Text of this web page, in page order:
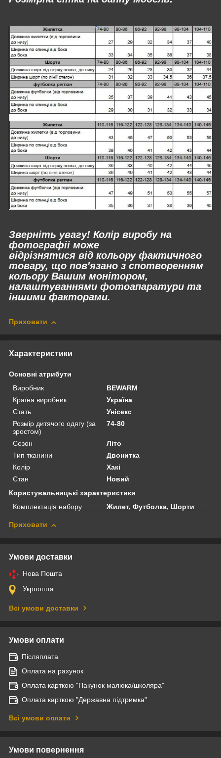
Зверніть увагу! Колір виробу на
фотографіі може
відрізнятися від кольору фактичного
товару, що пов'язано з спотворенням
кольору Вашим монітором,
налаштуваннями фотоапаратури та
іншими факторами.
Приховати
Характеристики
Основні атрибути
Виробник
BEWARM
Країна виробник
Україна
Стать
Унісекс
Розмір дитячого одягу (за
зростом)
74-80
Сезон
Літо
Тип тканини
Двонитка
Колір
Хакі
Стан
Новий
Користувальницькі характеристики
Комплектація набору
Жилет, Футболка, Шорти
Приховати
Умови доставки
Нова Пошта
Укрпошта
Всі умови доставки
Умови оплати
Післяплата
Оплата на рахунок
Оплата карткою "Пакунок малюка/школяра"
Оплата карткою "Державна підтримка"
Всі умови оплати
Умови повернення